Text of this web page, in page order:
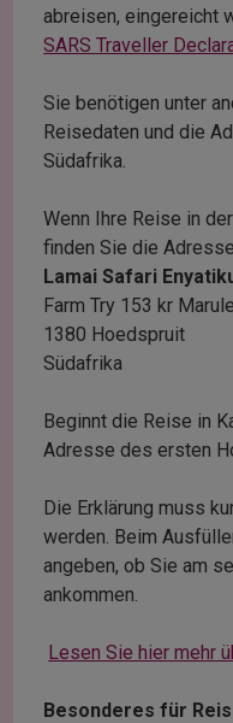
abreisen, eingereicht
SARS Traveller
Sie benötigen unter
Reisedaten und die
Südafrika.
Wenn Ihre Reise in
finden Sie die
Lamai Safari
Farm Try 153 kr
1380 Hoedspruit
Südafrika
Beginnt die Reise in
Adresse des ersten
Die Erklärung muss
werden. Beim
angeben, ob Sie am
ankommen.
Lesen Sie hier mehr
Besonderes für